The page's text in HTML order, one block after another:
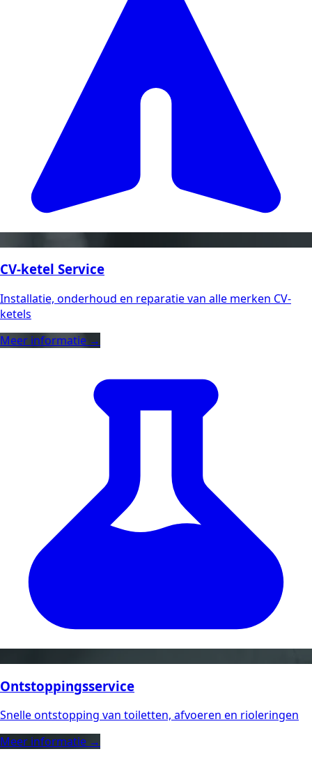
CV-ketel Service
Installatie, onderhoud en reparatie van alle merken CV-
ketels
Meer informatie →
Ontstoppingsservice
Snelle ontstopping van toiletten, afvoeren en rioleringen
Meer informatie →